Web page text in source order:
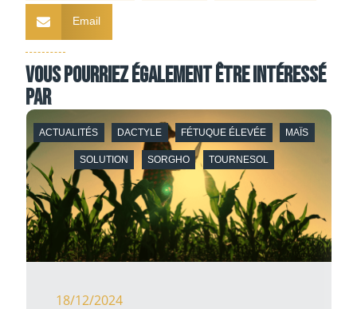
Email
Vous pourriez également être intéressé
par
ACTUALITÉS DACTYLE FÉTUQUE ÉLEVÉE MAÏS
SOLUTION SORGHO TOURNESOL
18/12/2024